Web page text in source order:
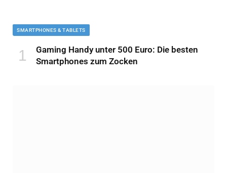
SMARTPHONES & TABLETS
Gaming Handy unter 500 Euro: Die besten
Smartphones zum Zocken